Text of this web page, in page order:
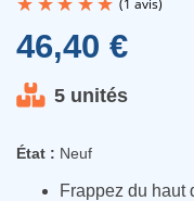
46,40 €
5 unités
État : Neuf
Frappez du haut